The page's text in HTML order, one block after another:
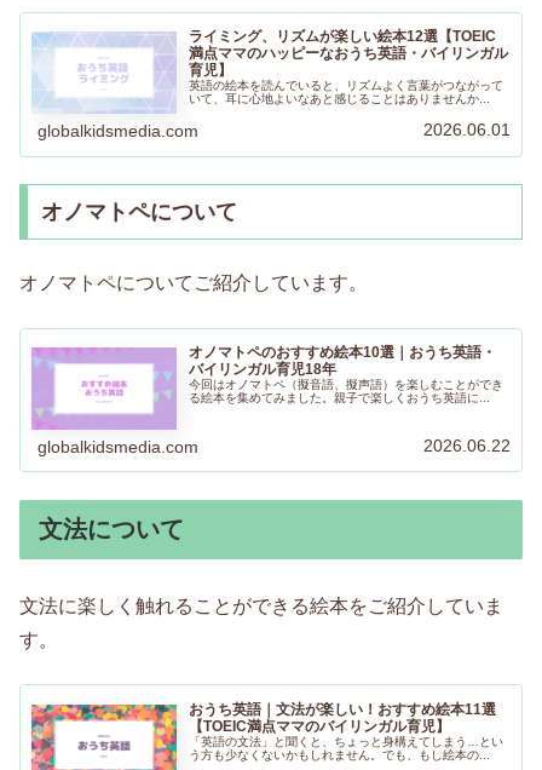
ライミング、リズムが楽しい絵本12選【TOEIC
満点ママのハッピーなおうち英語・バイリンガル
育児】
英語の絵本を読んでいると、リズムよく言葉がつながって
いて、耳に心地よいなあと感じることはありませんか...
globalkidsmedia.com 2026.06.01
オノマトペについて
オノマトペについてご紹介しています。
オノマトペのおすすめ絵本10選｜おうち英語・
バイリンガル育児18年
今回はオノマトペ（擬音語、擬声語）を楽しむことができ
る絵本を集めてみました。親子で楽しくおうち英語に...
globalkidsmedia.com 2026.06.22
文法について
文法に楽しく触れることができる絵本をご紹介していま
す。
おうち英語｜文法が楽しい！おすすめ絵本11選
【TOEIC満点ママのバイリンガル育児】
「英語の文法」と聞くと、ちょっと身構えてしまう…とい
う方も少なくないかもしれません。でも、もし絵本の...